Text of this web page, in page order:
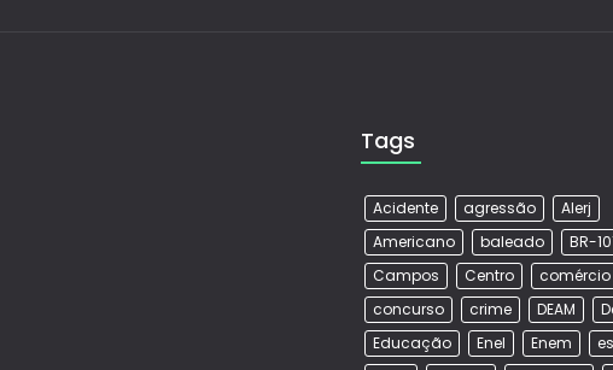
Tags
Acidente agressão
Alerj
Americano
baleado
BR-
Campos
Centro
comércio
concurso
crime DEAM
Educação
Enel Enem